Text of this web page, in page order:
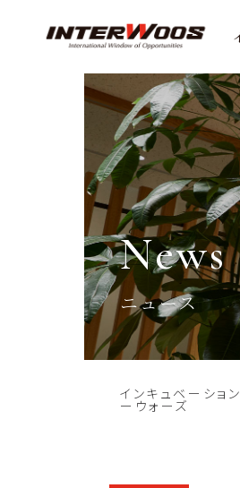
news
ニュース
インキュベーショ
ーウォーズ